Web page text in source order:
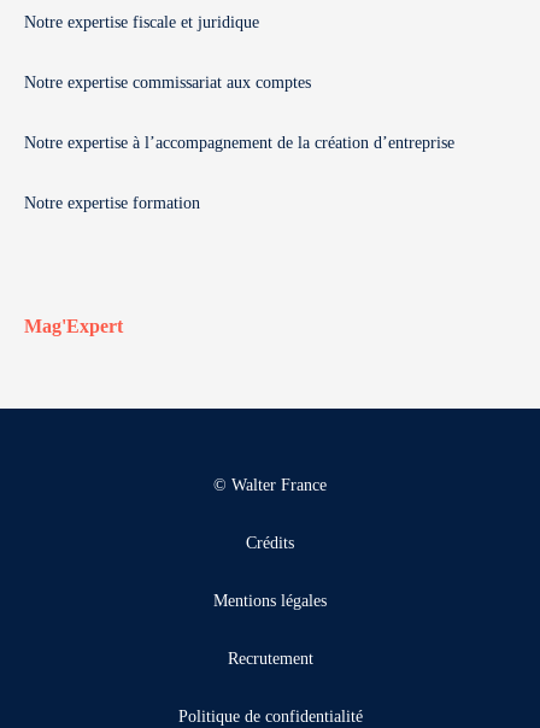
Notre expertise fiscale et juridique
Notre expertise commissariat aux comptes
Notre expertise à l’accompagnement de la création d’entreprise
Notre expertise formation
Mag'Expert
© Walter France
Crédits
Mentions légales
Recrutement
Politique de confidentialité